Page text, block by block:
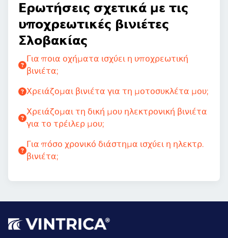
Ερωτήσεις σχετικά με τις
υποχρεωτικές βινιέτες
Σλοβακίας
Για ποια οχήματα ισχύει η υποχρεωτική
βινιέτα;
Χρειάζομαι βινιέτα για τη μοτοσυκλέτα μου;
Χρειάζομαι τη δική μου ηλεκτρονική βινιέτα
για το τρέιλερ μου;
Για πόσο χρονικό διάστημα ισχύει η ηλεκτρ.
βινιέτα;